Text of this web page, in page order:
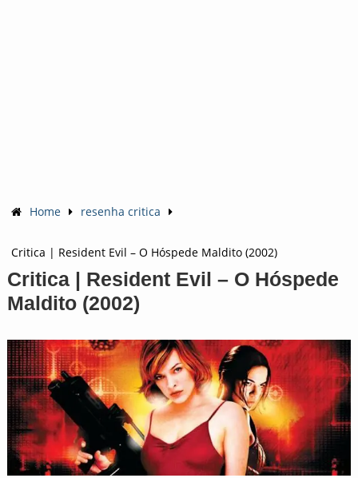
Home resenha critica
Critica | Resident Evil – O Hóspede Maldito (2002)
Critica | Resident Evil – O Hóspede
Maldito (2002)